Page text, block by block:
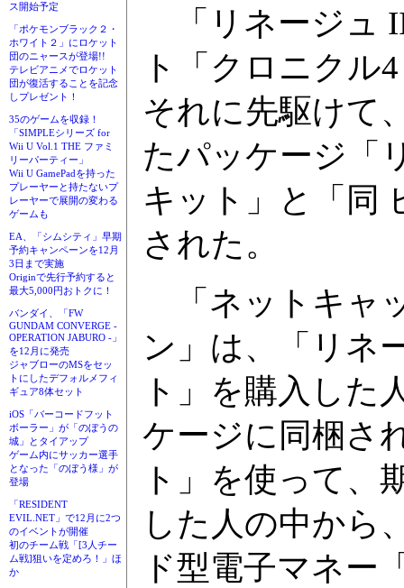
ス開始予定
「ポケモンブラック２・
ホワイト２」にロケット
団のニャースが登場!!
テレビアニメでロケット
団が復活することを記念
しプレゼント！
35のゲームを収録！
「SIMPLEシリーズ for
Wii U Vol.1 THE ファミ
リーパーティー」
Wii U GamePadを持った
プレーヤーと持たないプ
レーヤーで展開の変わる
ゲームも
EA、「シムシティ」早期
予約キャンペーンを12月
3日まで実施
Originで先行予約すると
最大5,000円おトクに！
バンダイ、「FW
GUNDAM CONVERGE -
OPERATION JABURO -」
を12月に発売
ジャブローのMSをセッ
トにしたデフォルメフィ
ギュア8体セット
iOS「バーコードフット
ボーラー」が「のぼうの
城」とタイアップ
ゲーム内にサッカー選手
となった「のぼう様」が
登場
「RESIDENT
EVIL.NET」で12月に2つ
のイベントが開催
初のチーム戦「[3人チー
ム戦]狙いを定めろ！」ほ
か
「リネージュ
ト「クロニクル
それに先駆けて
たパッケージ「
キット」と「同
された。
「ネットキャ
ン」は、「リネ
ト」を購入した
ケージに同梱さ
ト」を使って、
した人の中から
ド型電子マネー